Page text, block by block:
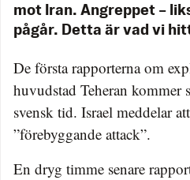
mot Iran. Angreppet –
pågår. Detta är vad vi
De första rapporterna om
huvudstad Teheran kommer
svensk tid. Israel meddelar
”förebyggande attack”.
En dryg timme senare